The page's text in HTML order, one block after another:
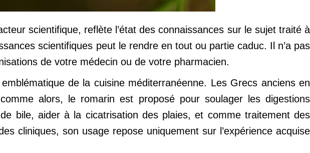
scientifique, reflète l’état des connaissances sur le sujet traité à
scientifiques peut le rendre en tout ou partie caduc. Il n’a pas
de votre médecin ou de votre pharmacien.
de la cuisine méditerranéenne. Les Grecs anciens en
alors, le romarin est proposé pour soulager les digestions
bile, aider à la cicatrisation des plaies, et comme traitement des
cliniques, son usage repose uniquement sur l’expérience acquise